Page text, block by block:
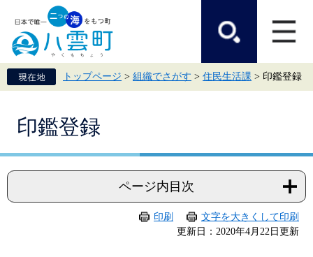
頭
で
す。
飛
ば
し
トップページ > 組織でさがす > 住民生活課 > 印鑑登録
印鑑登録
ページ内目次
印刷
文字を大きくして印刷
更新日：2020年4月22日更新